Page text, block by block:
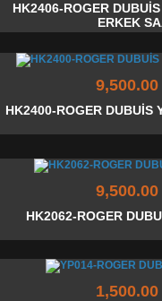
HK2406-ROGER
ERKEK
HK2400-ROGER DUBUİS
HK2062-ROGER